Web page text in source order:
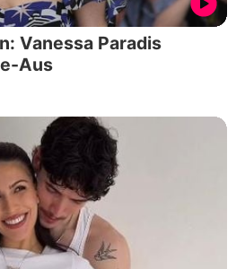
Vanessa Paradis
Aus